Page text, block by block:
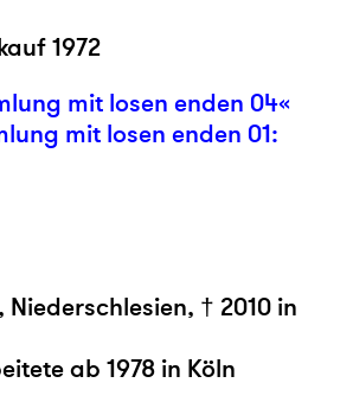
1972
mit losen enden 04«
mit losen enden 01:
Niederschlesien, † 2010 in
ab 1978 in Köln